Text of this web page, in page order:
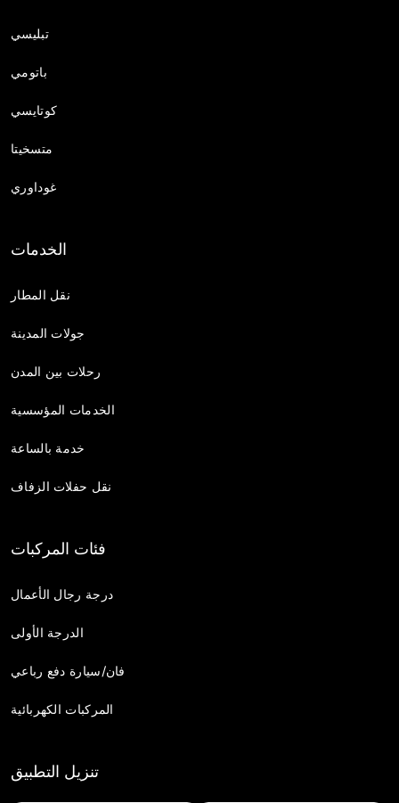
تبليسي
باتومي
كوتايسي
متسخيتا
غوداوري
الخدمات
نقل المطار
جولات المدينة
رحلات بين المدن
الخدمات المؤسسية
خدمة بالساعة
نقل حفلات الزفاف
فئات المركبات
درجة رجال الأعمال
الدرجة الأولى
فان/سيارة دفع رباعي
المركبات الكهربائية
تنزيل التطبيق